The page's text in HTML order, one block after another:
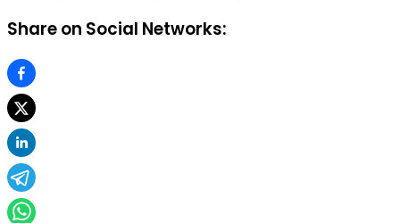
Share on Social Networks: